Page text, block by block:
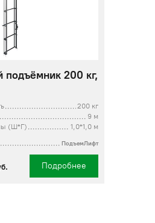
подъёмник 200 кг,
200 кг
9 м
(Ш*Г)
1,0*1,0 м
ПодъемЛифт
Подробнее